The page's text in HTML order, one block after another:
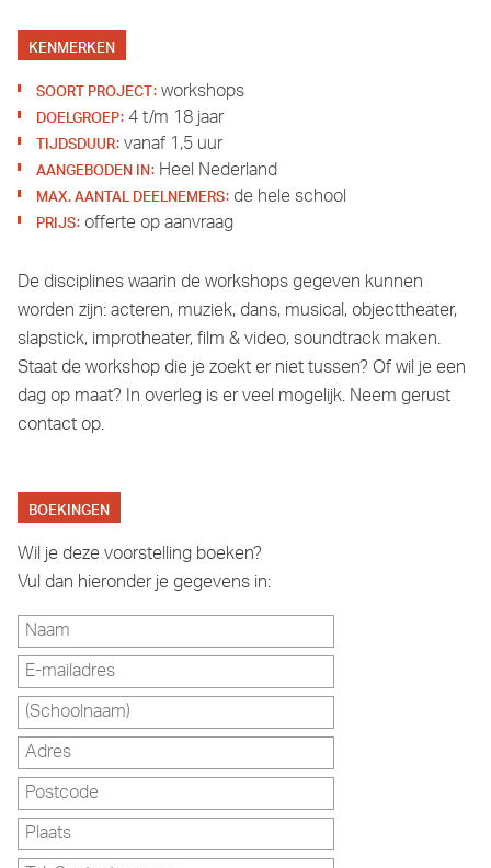
KENMERKEN
SOORT PROJECT:workshops
DOELGROEP:4 t/m 18 jaar
TIJDSDUUR:vanaf 1,5 uur
AANGEBODEN IN:Heel Nederland
MAX. AANTAL DEELNEMERS:de hele school
PRIJS:offerte op aanvraag
De disciplines waarin de workshops gegeven kunnen
worden zijn: acteren, muziek, dans, musical, objecttheater,
slapstick, improtheater, film & video, soundtrack maken.
Staat de workshop die je zoekt er niet tussen? Of wil je een
dag op maat? In overleg is er veel mogelijk. Neem gerust
contact op.
BOEKINGEN
Wil je deze voorstelling boeken?
Vul dan hieronder je gegevens in: